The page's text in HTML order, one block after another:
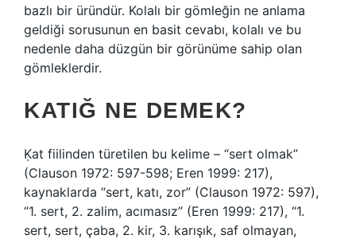
bazlı bir üründür. Kolalı bir gömleğin ne anlama
geldiği sorusunun en basit cevabı, kolalı ve bu
nedenle daha düzgün bir görünüme sahip olan
gömleklerdir.
KATIĞ NE DEMEK?
Ḳat fiilinden türetilen bu kelime – “sert olmak”
(Clauson 1972: 597-598; Eren 1999: 217),
kaynaklarda “sert, katı, zor” (Clauson 1972: 597),
“1. sert, 2. zalim, acımasız” (Eren 1999: 217), “1.
sert, sert, çaba, 2. kir, 3. karışık, saf olmayan,